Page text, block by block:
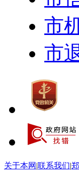
市
市
关于本网 |联系我们|